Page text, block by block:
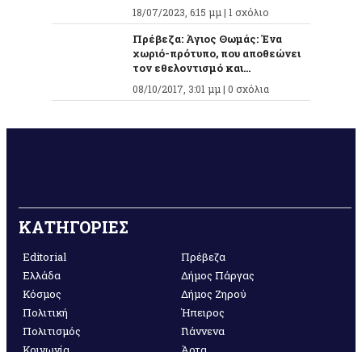
18/07/2023, 6:15 μμ | 1 σχόλιο
Πρέβεζα: Άγιος Θωμάς: Ένα
χωριό-πρότυπο, που αποθεώνει
τον εθελοντισμό και...
08/10/2017, 3:01 μμ | 0 σχόλια
ΚΑΤΗΓΟΡΙΕΣ
Editorial
Ελλάδα
Κόσμος
Πολιτική
Πολιτισμός
Πρέβεζα
Δήμος Πάργας
Δήμος Ζηρού
Ήπειρος
Γιάννενα